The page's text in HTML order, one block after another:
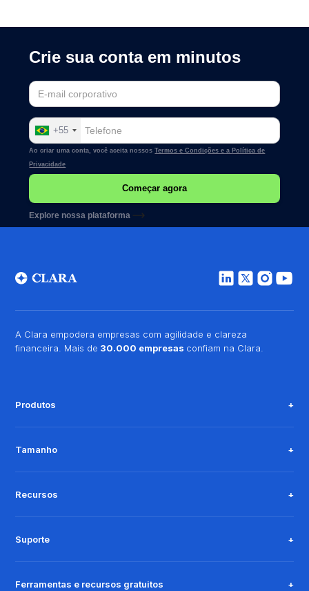
Crie sua conta em minutos
+55
Ao criar uma conta, você aceita nossosTermos e Condições e a Política de
Privacidade
Explore nossa plataforma
A Clara empodera empresas com agilidade e clareza
financeira. Mais de 30.000 empresas confiam na Clara.
Produtos
Tamanho
Recursos
Suporte
Ferramentas e recursos gratuitos